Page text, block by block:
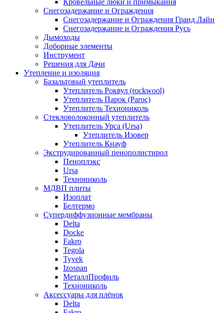
Кровельные люки и примыкания
Снегозадержание и Ограждения
Снегозадержание и Ограждения Гранд Лайн
Снегозадержание и Ограждения Русь
Дымоходы
Доборные элементы
Инструмент
Решения для Дачи
Утепление и изоляция
Базальтовый утеплитель
Утеплитель Роквул (rockwool)
Утеплитель Парок (Paroc)
Утеплитель Технониколь
Стекловолоконный утеплитель
Утеплитель Урса (Ursa)
Утеплитель Изовер
Утеплитель Кнауф
Экструдированный пенополистирол
Пеноплэкс
Ursa
Технониколь
МДВП плиты
Изоплат
Белтермо
Супердиффузионные мембраны
Delta
Docke
Fakro
Tegola
Tyvek
Izospan
МеталлПрофиль
Технониколь
Аксессуары для плёнок
Delta